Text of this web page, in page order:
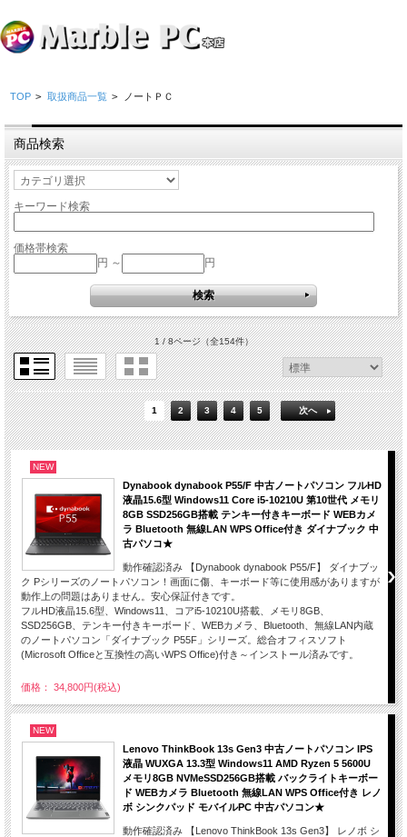
TOP > 取扱商品一覧 > ノートＰＣ
商品検索
キーワード検索
価格帯検索
円 ～
円
1 / 8ページ（全154件）
1 2 3 4 5 次へ
NEW
Dynabook dynabook P55/F 中古ノートパソコン フルHD
液晶15.6型 Windows11 Core i5-10210U 第10世代 メモリ
8GB SSD256GB搭載 テンキー付きキーボード WEBカメ
ラ Bluetooth 無線LAN WPS Office付き ダイナブック 中
古パソコ★
動作確認済み 【Dynabook dynabook P55/F】 ダイナブッ
ク Pシリーズのノートパソコン！画面に傷、キーボード等に使用感がありますが
動作上の問題はありません。安心保証付きです。
フルHD液晶15.6型、Windows11、コアi5-10210U搭載、メモリ8GB、
SSD256GB、テンキー付きキーボード、WEBカメラ、Bluetooth、無線LAN内蔵
のノートパソコン「ダイナブック P55F」シリーズ。総合オフィスソフト
(Microsoft Officeと互換性の高いWPS Office)付き～インストール済みです。
価格： 34,800円(税込)
NEW
Lenovo ThinkBook 13s Gen3 中古ノートパソコン IPS
液晶 WUXGA 13.3型 Windows11 AMD Ryzen 5 5600U
メモリ8GB NVMeSSD256GB搭載 バックライトキーボー
ド WEBカメラ Bluetooth 無線LAN WPS Office付き レノ
ボ シンクパッド モバイルPC 中古パソコン★
動作確認済み 【Lenovo ThinkBook 13s Gen3】 レノボ シ